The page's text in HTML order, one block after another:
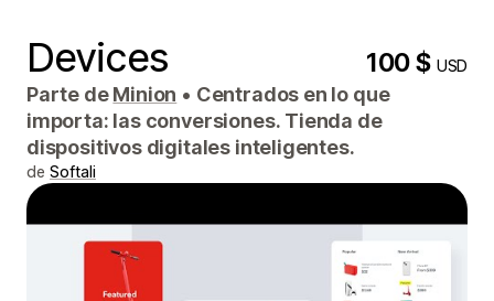
Devices 100 $USD
Parte deMinion • Centrados en lo que
importa: las conversiones. Tienda de
dispositivos digitales inteligentes.
de Softali